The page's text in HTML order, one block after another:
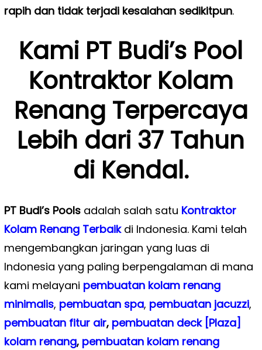
rapih dan tidak terjadi kesalahan sedikitpun.
Kami PT Budi’s Pool
Kontraktor Kolam
Renang Terpercaya
Lebih dari 37 Tahun
di Kendal.
PT Budi’s Poolsadalah salah satu Kontraktor
Kolam Renang Terbaik di Indonesia. Kami telah
mengembangkan jaringan yang luas di
Indonesia yang paling berpengalaman di mana
kami melayani pembuatan kolam renang
minimalis, pembuatan spa, pembuatan jacuzzi,
pembuatan fitur air, pembuatan deck [Plaza]
kolam renang, pembuatan kolam renang